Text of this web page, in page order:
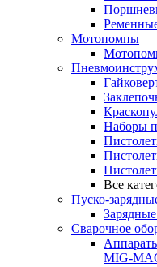
Мотопомпы
Наборы
Все
Пуско-
Сварочное
MIG-